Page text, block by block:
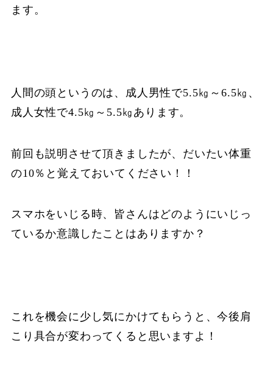
ます。
人間の頭というのは、成人男性で5.5㎏～6.5㎏、
成人女性で4.5㎏～5.5㎏あります。
前回も説明させて頂きましたが、だいたい体重
の10％と覚えておいてください！！
スマホをいじる時、皆さんはどのようにいじっ
ているか意識したことはありますか？
これを機会に少し気にかけてもらうと、今後肩
こり具合が変わってくると思いますよ！